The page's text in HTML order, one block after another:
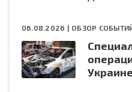
06.08.2026 | ОБЗОР